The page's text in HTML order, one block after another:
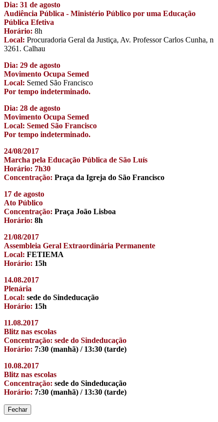
Dia: 31 de agosto
Audiência Pública - Ministério Público por uma Educação
Pública Efetiva
Horário: 8h
Local: Procuradoria Geral da Justiça, Av. Professor Carlos Cunha, n
3261. Calhau
Dia: 29 de agosto
Movimento Ocupa Semed
Local: Semed São Francisco
Por tempo indeterminado.
Dia: 28 de agosto
Movimento Ocupa Semed
Local: Semed São Francisco
Por tempo indeterminado.
24/08/2017
Marcha pela Educação Pública de São Luís
Horário: 7h30
Concentração: Praça da Igreja do São Francisco
17 de agosto
Ato Público
Concentração: Praça João Lisboa
Horário: 8h
21/08/2017
Assembleia Geral Extraordinária Permanente
Local: FETIEMA
Horário: 15h
14.08.2017
Plenária
Local: sede do Sindeducação
Horário: 15h
11.08.2017
Blitz nas escolas
Concentração: sede do Sindeducação
Horário: 7:30 (manhã) / 13:30 (tarde)
10.08.2017
Blitz nas escolas
Concentração: sede do Sindeducação
Horário: 7:30 (manhã) / 13:30 (tarde)
Fechar